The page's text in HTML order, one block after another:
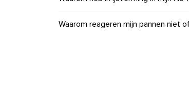
Waarom reageren mijn pannen niet